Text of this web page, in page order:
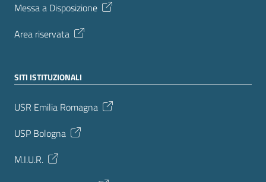
Messa a Disposizione
Area riservata
SITI ISTITUZIONALI
USR Emilia Romagna
USP Bologna
M.I.U.R.